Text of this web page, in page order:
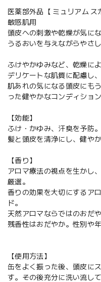
医薬部外品【 ミュリアム
敏感肌用
頭皮への刺激や乾燥が気にな
うるおいを与えながらやさ
ふけやかゆみなど、乾燥に
デリケートな肌質に配慮し
肌あれの気になる頭皮にも
った健やかなコンディショ
【効能】
ふけ・かゆみ、汗臭を予防。
髪と頭皮を清浄にし、健やか
【香り】
アロマ療法の視点を生かし
厳選。
香りの効果を大切にするア
ド。
天然アロマならではのおだ
残香性はおだやか。性別や
【使用方法】
缶をよく振った後、頭皮に
す。その後充分に洗い流して